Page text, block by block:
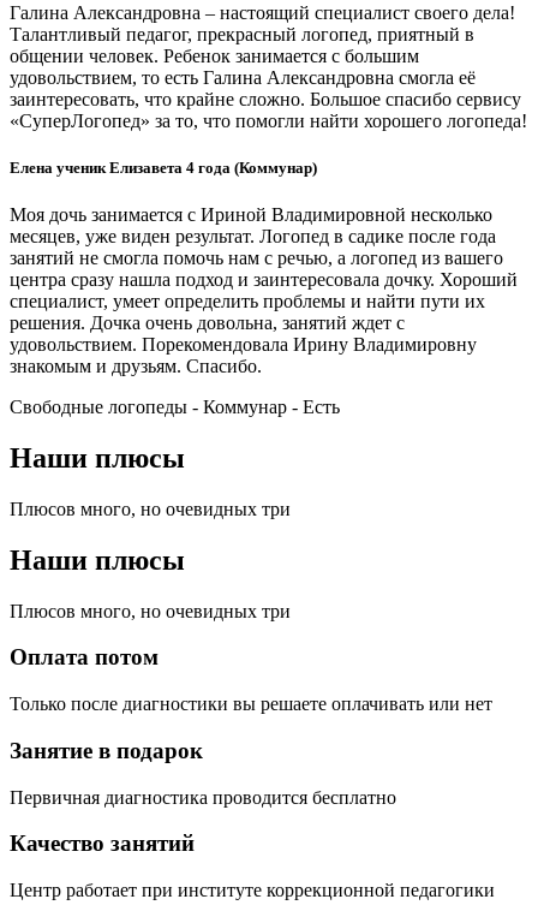
Галина Александровна – настоящий специалист своего дела!
Талантливый педагог, прекрасный логопед, приятный в
общении человек. Ребенок занимается с большим
удовольствием, то есть Галина Александровна смогла её
заинтересовать, что крайне сложно. Большое спасибо сервису
«СуперЛогопед» за то, что помогли найти хорошего логопеда!
Елена ученик Елизавета 4 года (Коммунар)
Моя дочь занимается с Ириной Владимировной несколько
месяцев, уже виден результат. Логопед в садике после года
занятий не смогла помочь нам с речью, а логопед из вашего
центра сразу нашла подход и заинтересовала дочку. Хороший
специалист, умеет определить проблемы и найти пути их
решения. Дочка очень довольна, занятий ждет с
удовольствием. Порекомендовала Ирину Владимировну
знакомым и друзьям. Спасибо.
Свободные логопеды - Коммунар - Есть
Наши плюсы
Плюсов много, но очевидных три
Наши плюсы
Плюсов много, но очевидных три
Оплата потом
Только после диагностики вы решаете оплачивать или нет
Занятие в подарок
Первичная диагностика проводится бесплатно
Качество занятий
Центр работает при институте коррекционной педагогики